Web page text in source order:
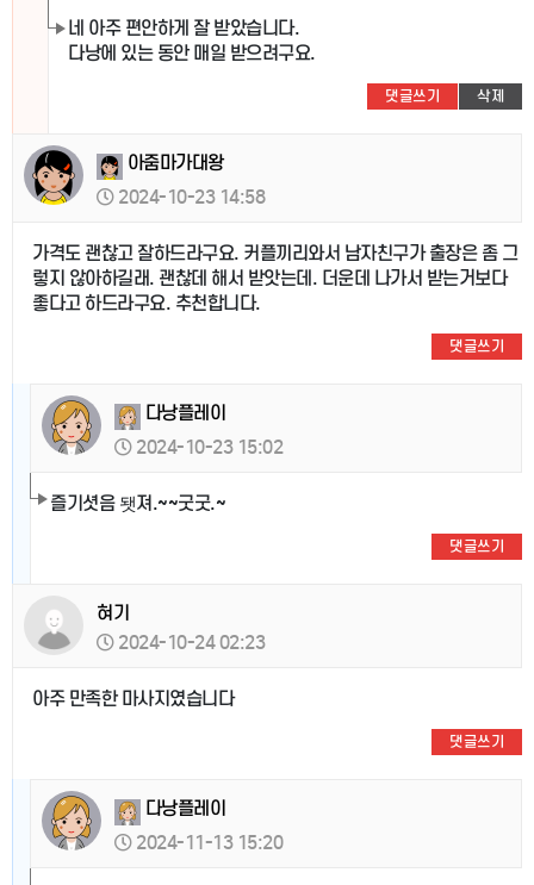
네 아주 편안하게 잘 받았습니다.
다낭에 있는 동안 매일 받으려구요.
댓글쓰기 삭제
아줌마가대왕
2024-10-23 14:58
가격도 괜찮고 잘하드라구요. 커플끼리와서 남자친구가 출장은 좀 그
렇지 않아하길래. 괜찮데 해서 받앗는데. 더운데 나가서 받는거보다
좋다고 하드라구요. 추천합니다.
댓글쓰기
다낭플레이
2024-10-23 15:02
즐기셧음 됏져.~~굿굿.~
댓글쓰기
혀기
2024-10-24 02:23
아주 만족한 마사지였습니다
댓글쓰기
다낭플레이
2024-11-13 15:20